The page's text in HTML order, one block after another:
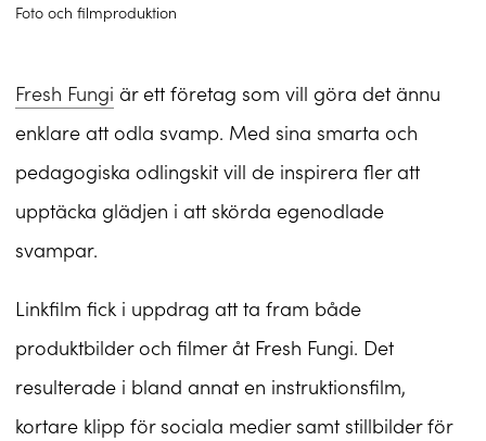
Foto och filmproduktion
Fresh Fungi är ett företag som vill göra det ännu
enklare att odla svamp. Med sina smarta och
pedagogiska odlingskit vill de inspirera fler att
upptäcka glädjen i att skörda egenodlade
svampar.
Linkfilm fick i uppdrag att ta fram både
produktbilder och filmer åt Fresh Fungi. Det
resulterade i bland annat en instruktionsfilm,
kortare klipp för sociala medier samt stillbilder för